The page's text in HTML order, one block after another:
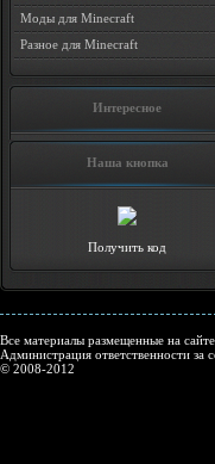
Моды для Minecraft
Разное для Minecraft
Интересное
Наша кнопка
Получить код
Все материалы размещенные на
Администрация ответственности за
© 2008-2012